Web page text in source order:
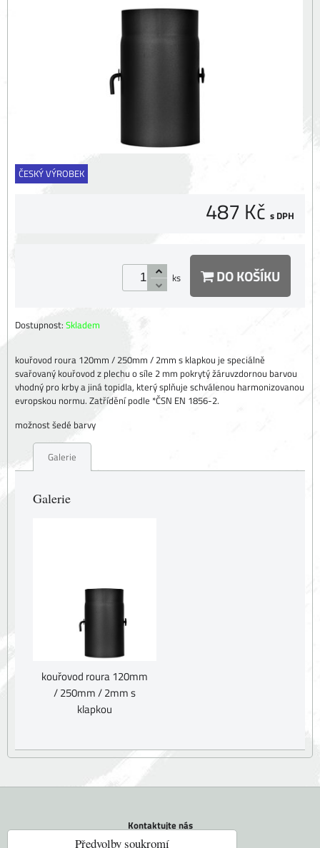
ČESKÝ VÝROBEK
487 Kč s DPH
ks DO KOŠÍKU
Dostupnost: Skladem
kouřovod roura 120mm / 250mm / 2mm s klapkou je speciálně
svařovaný kouřovod z plechu o síle 2 mm pokrytý žáruvzdornou barvou
vhodný pro krby a jiná topidla, který splňuje schválenou harmonizovanou
evropskou normu. Zatřídění podle *ČSN EN 1856-2.
možnost šedé barvy
Galerie
Galerie
kouřovod roura 120mm
/ 250mm / 2mm s
klapkou
Kontaktujte nás
Tel.: +420 604 742 971
Předvolby soukromí